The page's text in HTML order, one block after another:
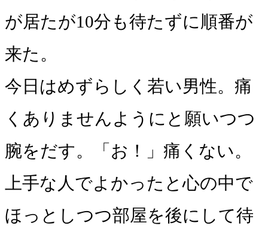
が居たが10分も待たずに順番が
来た。
今日はめずらしく若い男性。痛
くありませんようにと願いつつ
腕をだす。「お！」痛くない。
上手な人でよかったと心の中で
ほっとしつつ部屋を後にして待